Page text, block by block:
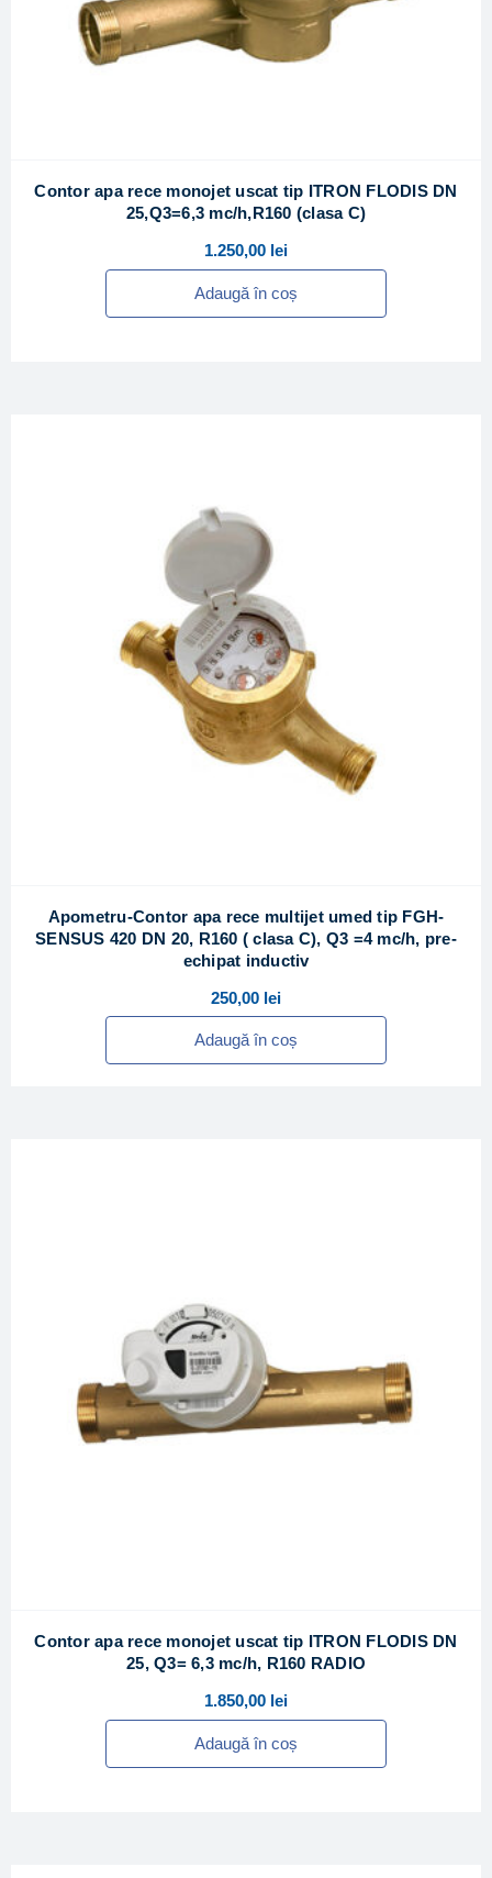
Contor apa rece monojet uscat tip ITRON FLODIS DN
25,Q3=6,3 mc/h,R160 (clasa C)
1.250,00 lei
Adaugă în coș
Apometru-Contor apa rece multijet umed tip FGH-
SENSUS 420 DN 20, R160 ( clasa C), Q3 =4 mc/h, pre-
echipat inductiv
250,00 lei
Adaugă în coș
Contor apa rece monojet uscat tip ITRON FLODIS DN
25, Q3= 6,3 mc/h, R160 RADIO
1.850,00 lei
Adaugă în coș